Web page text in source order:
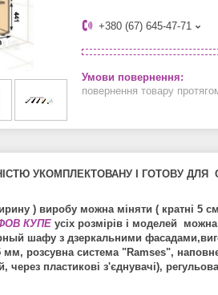
+380 (67) 645-47-71
повернення товару
УКОМПЛЕКТОВАНУ І ГОТОВУ
) виробу можна міняти ( кратні
КУПЕ усіх розмірів і моделей
шафу з дзеркальними
розсувна система "Ramses",
пластикові з'єднувачі),